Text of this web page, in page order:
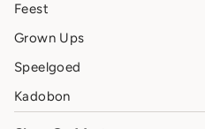
Feest
Grown Ups
Speelgoed
Kadobon